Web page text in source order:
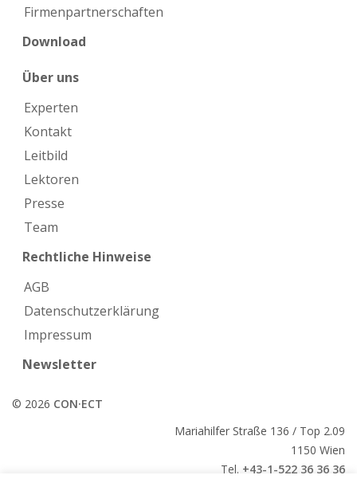
Firmen­partnerschaften
Download
Über uns
Experten
Kontakt
Leitbild
Lektoren
Presse
Team
Rechtliche Hinweise
AGB
Datenschutzerklärung
Impressum
Newsletter
© 2026 CON·ECT
Mariahilfer Straße 136 / Top 2.09
1150 Wien
Tel. +43-1-522 36 36 36